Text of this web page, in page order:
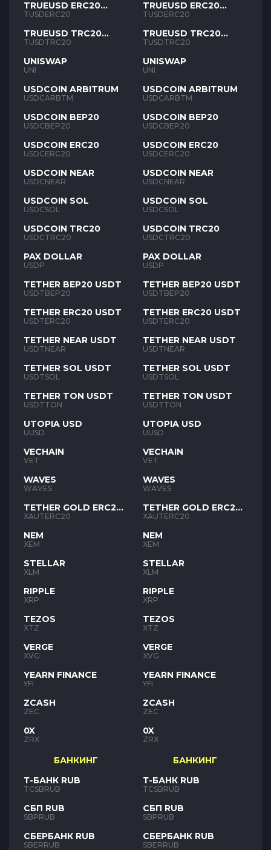
TRUEUSD ERC20
TUSD
TUSDERC20
TRUEUSD TRC20
TUSD
TUSDTRC20
UNISWAP
UNI
USDCOIN ARBITRUM
USDCARBTM
USDCOIN BEP20
USDCBEP20
USDCOIN ERC20
USDCERC20
USDCOIN NEAR
USDCNEAR
USDCOIN SOL
USDCSOL
USDCOIN TRC20
USDCTRC20
PAX DOLLAR
USDP
TETHER BEP20 USDT
USDTBEP20
TETHER ERC20 USDT
USDTERC20
TETHER NEAR USDT
USDTNEAR
TETHER SOL USDT
USDTSOL
TETHER TON USDT
USDTTON
UTOPIA USD
UUSD
VECHAIN
VET
WAVES
WAVES
TETHER GOLD ERC20
XAUT
XAUTERC20
NEM
XEM
STELLAR
XLM
RIPPLE
XRP
TEZOS
XTZ
VERGE
XVG
YEARN FINANCE
YFI
ZCASH
ZEC
0X
ZRX
БАНКИНГ
Т-БАНК RUB
TCSBRUB
СБП RUB
SBPRUB
СБЕРБАНК RUB
SBERRUB
TRUEUSD ERC20
TUSD
TUSDERC20
TRUEUSD TRC20
TUSD
TUSDTRC20
UNISWAP
UNI
USDCOIN ARBITRUM
USDCARBTM
USDCOIN BEP20
USDCBEP20
USDCOIN ERC20
USDCERC20
USDCOIN NEAR
USDCNEAR
USDCOIN SOL
USDCSOL
USDCOIN TRC20
USDCTRC20
PAX DOLLAR
USDP
TETHER BEP20 USDT
USDTBEP20
TETHER ERC20 USDT
USDTERC20
TETHER NEAR USDT
USDTNEAR
TETHER SOL USDT
USDTSOL
TETHER TON USDT
USDTTON
UTOPIA USD
UUSD
VECHAIN
VET
WAVES
WAVES
TETHER GOLD ERC20
XAUT
XAUTERC20
NEM
XEM
STELLAR
XLM
RIPPLE
XRP
TEZOS
XTZ
VERGE
XVG
YEARN FINANCE
YFI
ZCASH
ZEC
0X
ZRX
БАНКИНГ
Т-БАНК RUB
TCSBRUB
СБП RUB
SBPRUB
СБЕРБАНК RUB
SBERRUB